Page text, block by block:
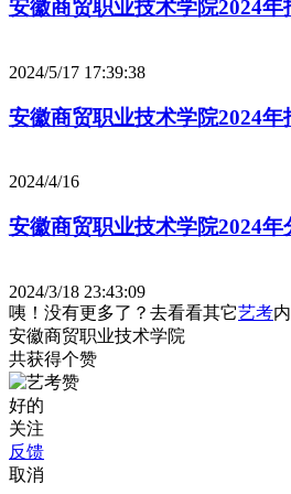
安徽商贸职业技术学院2024年
2024/5/17 17:39:38
安徽商贸职业技术学院2024
2024/4/16
安徽商贸职业技术学院2024
2024/3/18 23:43:09
咦！没有更多了？去看看其它艺考
安徽商贸职业技术学院
共获得个赞
好的
关注
反馈
取消